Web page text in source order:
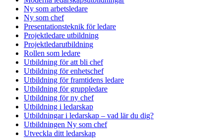
Ny som arbetsledare
Ny som chef
Presentationsteknik för ledare
Projektledare utbildning
Projektledarutbildning
Rollen som ledare
Utbildning för att bli chef
Utbildning för enhetschef
Utbildning för framtidens ledare
Utbildning för gruppledare
Utbildning för ny chef
Utbildning i ledarskap
Utbildningar i ledarskap – vad lär du dig?
Utbildningen Ny som chef
Utveckla ditt ledarskap